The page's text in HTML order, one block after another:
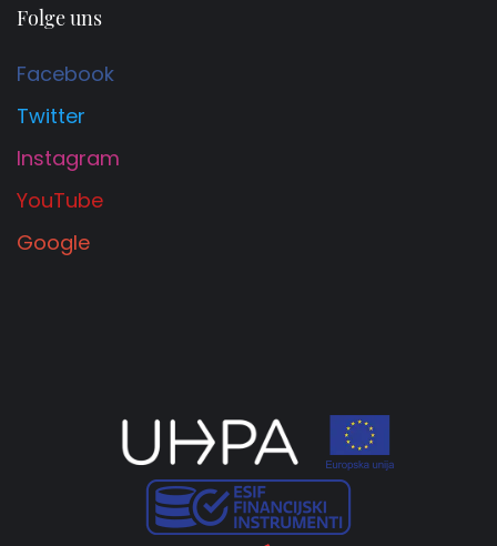
Folge uns
Facebook
Twitter
Instagram
YouTube
Google